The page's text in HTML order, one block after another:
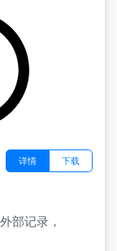
详情 下载
部记录，